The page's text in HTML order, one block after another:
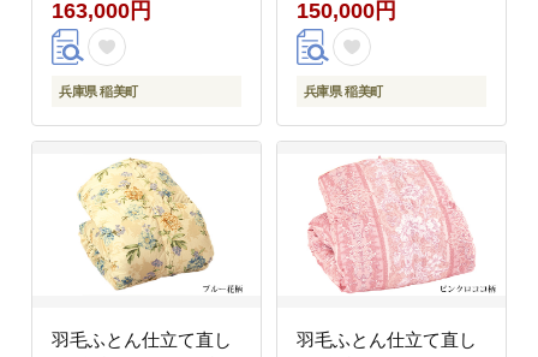
ル
163,000円
兵庫県 稲美町
150,000円
兵庫県 稲美町
羽毛ふとん仕立て直し
羽毛ふとん仕立て直し